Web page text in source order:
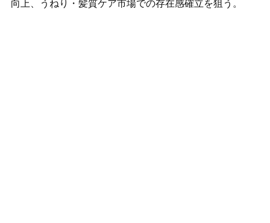
向上、うねり・髪質ケア市場での存在感確立を狙う。